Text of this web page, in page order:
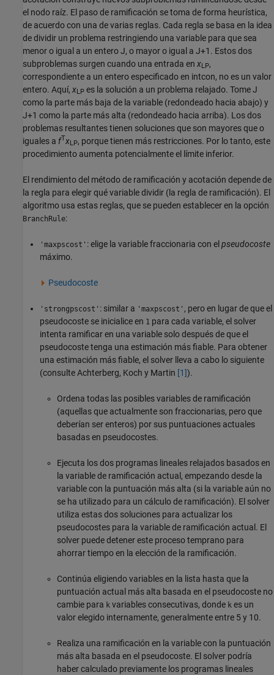
el nodo raíz. El paso de ramificación se toma de forma heurística,
de acuerdo con una de varias reglas. Cada regla se basa en la idea
de dividir un problema restringiendo una variable para que sea
menor o igual a un entero J, o mayor o igual a J+1. Estos dos
subproblemas surgen cuando una entrada en xLP,
correspondiente a un entero especificado en intcon, no es un valor
entero. Aquí, xLP es la solución a un problema relajado. Tome J
como la parte más baja de la variable (redondeado hacia abajo) y
J+1 como la parte más alta (redondeado hacia arriba). Los dos
problemas resultantes tienen soluciones que son mayores que o
iguales a fTxLP, porque tienen más restricciones. Por lo tanto, este
procedimiento aumenta potencialmente el límite inferior.
El rendimiento del método de ramificación y acotación depende de
la regla para elegir qué variable dividir (la regla de ramificación). El
algoritmo usa estas reglas, que se pueden establecer en la opción
BranchRule:
'maxpscost' : elige la variable fraccionaria con el pseudocoste
máximo.
Pseudocoste
'strongpscost' : similar a 'maxpscost' , pero en lugar de que el
pseudocoste se inicialice en 1 para cada variable, el solver
intenta ramificar en una variable solo después de que el
pseudocoste tenga una estimación más fiable. Para obtener
una estimación más fiable, el solver lleva a cabo lo siguiente
(consulte Achterberg, Koch y Martin [1]).
Ordena todas las posibles variables de ramificación
(aquellas que actualmente son fraccionarias, pero que
deberían ser enteros) por sus puntuaciones actuales
basadas en pseudocostes.
Ejecuta los dos programas lineales relajados basados en
la variable de ramificación actual, empezando desde la
variable con la puntuación más alta (si la variable aún no
se ha utilizado para un cálculo de ramificación). El solver
utiliza estas dos soluciones para actualizar los
pseudocostes para la variable de ramificación actual. El
solver puede detener este proceso temprano para
ahorrar tiempo en la elección de la ramificación.
Continúa eligiendo variables en la lista hasta que la
puntuación actual más alta basada en el pseudocoste no
cambie para k variables consecutivas, donde k es un
valor elegido internamente, generalmente entre 5 y 10.
Realiza una ramificación en la variable con la puntuación
más alta basada en el pseudocoste. El solver podría
haber calculado previamente los programas lineales